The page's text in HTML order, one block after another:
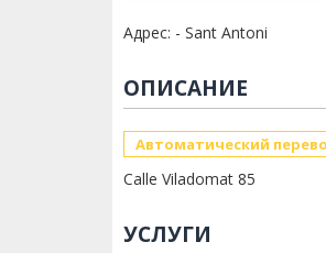
Адрес: - Sant Antoni
ОПИСАНИЕ
Автоматический
Calle Viladomat 85
УСЛУГИ